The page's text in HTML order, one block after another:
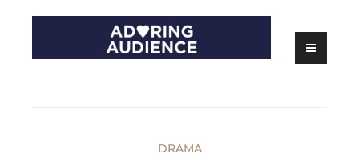
content
DRAMA